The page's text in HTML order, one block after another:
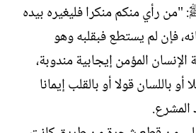
رأي منكم منكرا فليغيره بيده
فإن لم يستطع فبقلبه وهو
المؤمن إيجابية مندوبة،
أو باللسان قولا أو بالقلب إيمانا
المشرع.